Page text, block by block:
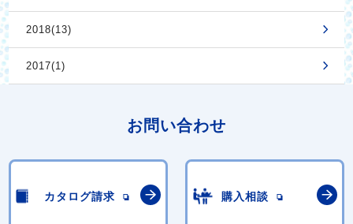
2018(13)
2017(1)
お問い合わせ
カタログ請求 購入相談